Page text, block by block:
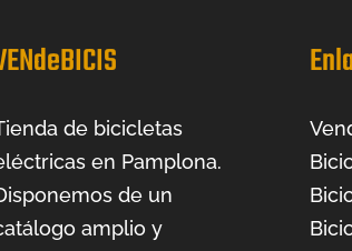
de bicicletas
en Pamplona.
de un
amplio y